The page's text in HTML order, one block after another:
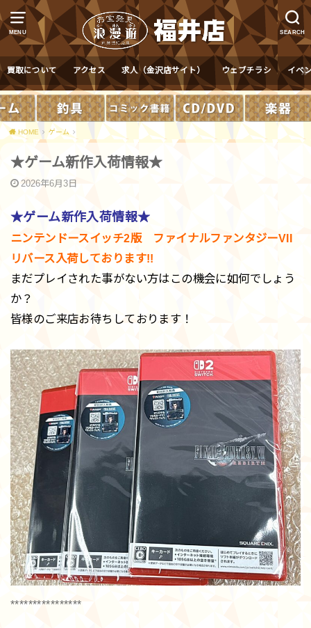
MENU SEARCH
買取について アクセス 求人（金沢店サイト） ウェブチラシ イベ
HOME ゲーム
★ゲーム新作入荷情報★
2026年6月3日
★ゲーム新作入荷情報★
ニンテンドースイッチ2版 ファイナルファンタジーVII
リバース入荷しております!!
まだプレイされた事がない方はこの機会に如何でしょう
か？
皆様のご来店お待ちしております！
****************